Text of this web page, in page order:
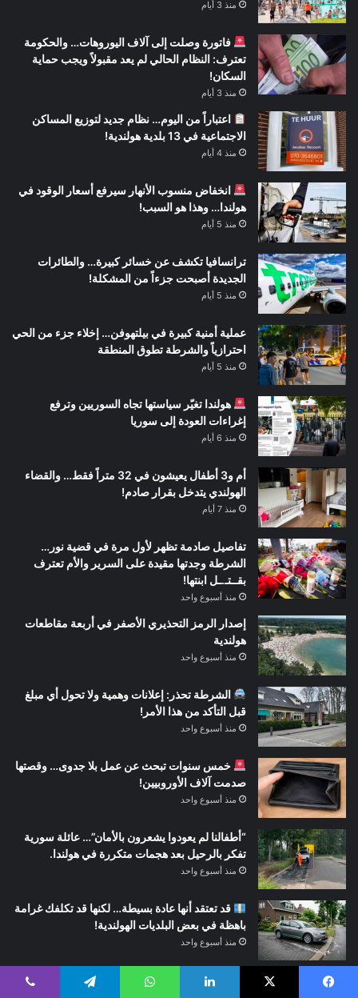
منذ 3 أيام
فاتورة وصلت إلى آلاف اليوروهات… والحكومة
تعترف: النظام الحالي لم يعد مقبولاً ويجب حماية
السكان!
منذ 3 أيام
اعتباراً من اليوم… نظام جديد لتوزيع المساكن
الاجتماعية في 13 بلدية هولندية!
منذ 4 أيام
انخفاض منسوب الأنهار سيرفع أسعار الوقود في
هولندا… وهذا هو السبب!
منذ 5 أيام
ترانسافيا تكشف عن خسائر كبيرة… والطائرات
الجديدة أصبحت جزءاً من المشكلة!
منذ 5 أيام
عملية أمنية كبيرة في بيلتهوفن… إخلاء جزء من الحي
احترازياً والشرطة تطوق المنطقة
منذ 5 أيام
هولندا تغيّر سياستها تجاه السوريين وترفع
إغراءات العودة إلى سوريا
منذ 6 أيام
أم و3 أطفال يعيشون في 32 متراً فقط… والقضاء
الهولندي يتدخل بقرار صادم!
منذ 7 أيام
تفاصيل صادمة تظهر لأول مرة في قضية نور…
الشرطة وجدتها مقيدة على السرير والأم تعترف
بقــتـ.ـل ابنتها!
منذ أسبوع واحد
إصدار الرمز التحذيري الأصفر في أربعة مقاطعات
هولندية
منذ أسبوع واحد
الشرطة تحذر: إعلانات وهمية ولا تحول أي مبلغ
قبل التأكد من هذا الأمر!
منذ أسبوع واحد
خمس سنوات تبحث عن عمل بلا جدوى… وقصتها
صدمت آلاف الأوروبيين!
منذ أسبوع واحد
“أطفالنا لم يعودوا يشعرون بالأمان”… عائلة سورية
تفكر بالرحيل بعد هجمات متكررة في هولندا.
منذ أسبوع واحد
قد تعتقد أنها عادة بسيطة… لكنها قد تكلفك غرامة
باهظة في بعض البلديات الهولندية!
منذ أسبوع واحد
الغضب من مركز اللجوء خرج عن السيطرة… إحراق